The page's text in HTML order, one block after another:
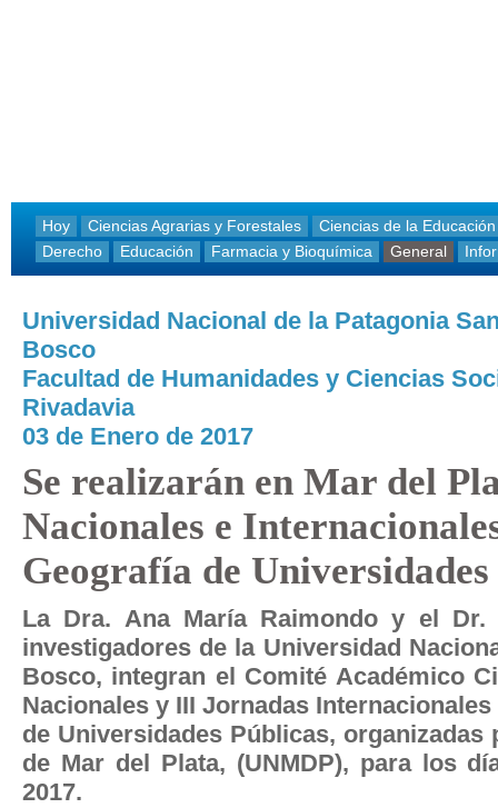
Hoy Ciencias Agrarias y Forestales
Ciencias de la Educación
Derecho
Educación Farmacia y Bioquímica General
Universidad Nacional de la Patagonia
Bosco
Facultad de Humanidades y Ciencias
Rivadavia
03 de Enero de 2017
Se realizarán en Mar del
Nacionales e
Geografía de
La Dra. Ana María Raimondo y el Dr.
investigadores de la Universidad
Bosco, integran el Comité Académico
Nacionales y III Jornadas
de Universidades Públicas,
de Mar del Plata, (UNMDP), para los
2017.